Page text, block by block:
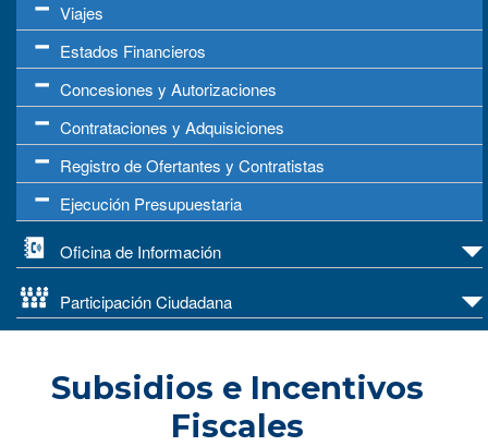
Viajes
Estados Financieros
Concesiones y Autorizaciones
Contrataciones y Adquisiciones
Registro de Ofertantes y Contratistas
Ejecución Presupuestaria
Oficina de Información
Participación Ciudadana
Subsidios e Incentivos
Fiscales